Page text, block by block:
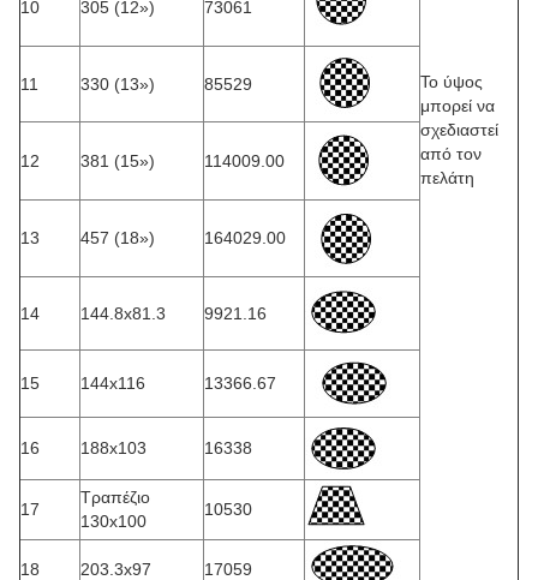
Το ύψος
μπορεί να
σχεδιαστεί
από τον
πελάτη
10 305 (12») 73061
11 330 (13») 85529
12 381 (15») 114009.00
13 457 (18») 164029.00
14 144.8x81.3 9921.16
15 144x116 13366.67
16 188x103 16338
17
Τραπέζιο
130x100
10530
18 203.3x97 17059